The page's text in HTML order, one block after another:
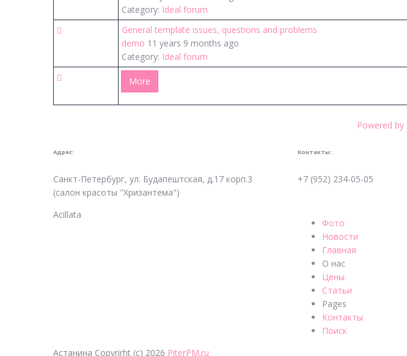
More
Category: Ideal forum
General template issues, questions and problems
demo 11 years 9 months ago
Category: Ideal forum
Powered by
Адрес:
Санкт-Петербург, ул. Будапештская, д.17 корп.3
(салон красоты "Хризантема")
Контакты:
+7 (952) 234-05-05
Acillata
Фото
Новости
Главная
О нас
Цены
Статьи
Pages
Контакты
Поиск
Астанина Copyrirht (с) 2026 PiterPM.ru